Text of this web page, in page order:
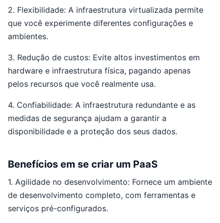
2. Flexibilidade: A infraestrutura virtualizada permite
que você experimente diferentes configurações e
ambientes.
3. Redução de custos: Evite altos investimentos em
hardware e infraestrutura física, pagando apenas
pelos recursos que você realmente usa.
4. Confiabilidade: A infraestrutura redundante e as
medidas de segurança ajudam a garantir a
disponibilidade e a proteção dos seus dados.
Benefícios em se criar um PaaS
1. Agilidade no desenvolvimento: Fornece um ambiente
de desenvolvimento completo, com ferramentas e
serviços pré-configurados.